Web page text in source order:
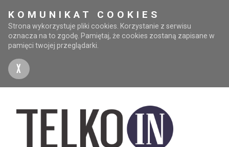
KOMUNIKAT COOKIES
Strona wykorzystuje pliki cookies. Korzystanie z serwisu
oznacza na to zgodę. Pamiętaj, że cookies zostaną zapisane w
pamięci twojej przeglądarki.
X